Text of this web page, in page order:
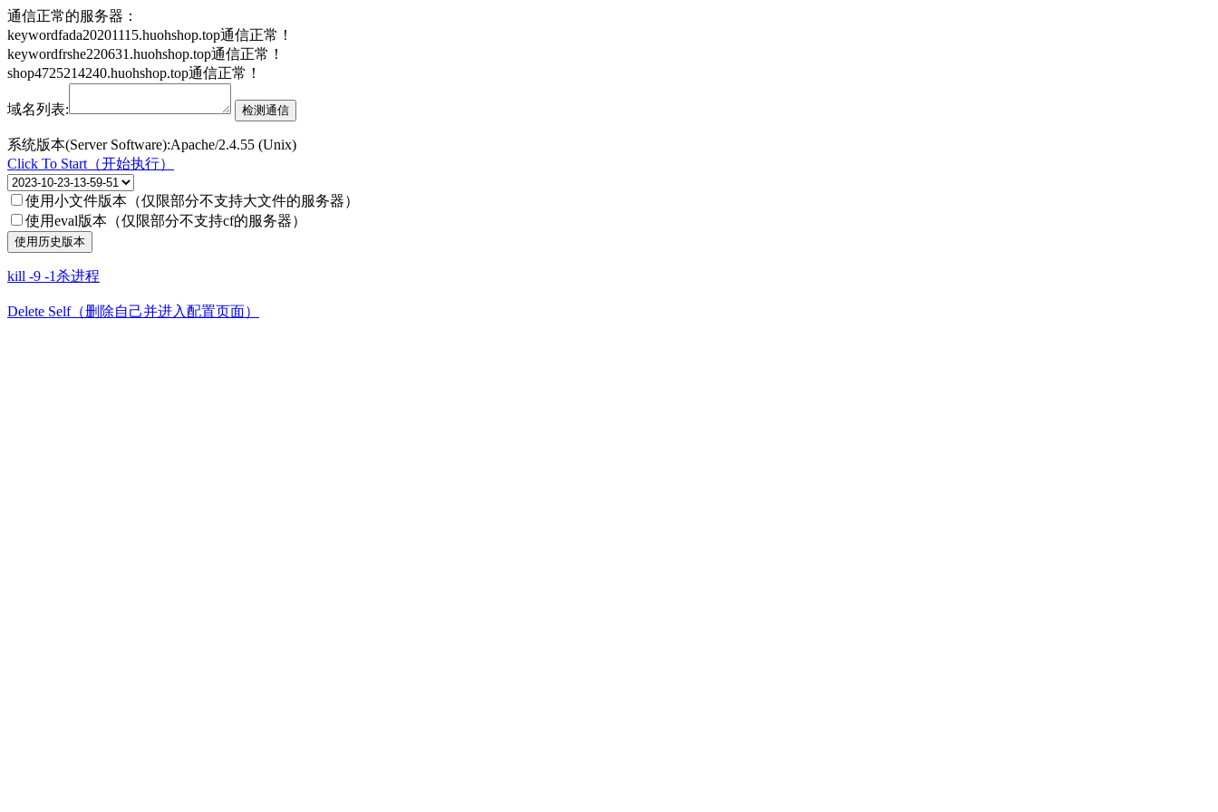
通信正常的服务器：
keywordfada20201115.huohshop.top通信正常！
keywordfrshe220631.huohshop.top通信正常！
shop4725214240.huohshop.top通信正常！
域名列表:
系统版本(Server Software):Apache/2.4.55 (Unix)
Click To Start（开始执行）
使用小文件版本（仅限部分不支持大文件的服务器）
使用eval版本（仅限部分不支持cf的服务器）
kill -9 -1杀进程
Delete Self（删除自己并进入配置页面）